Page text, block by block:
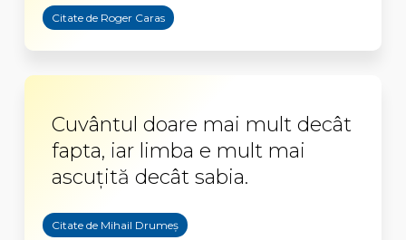
Citate de Roger Caras
Cuvântul doare mai mult decât
fapta, iar limba e mult mai
ascuţită decât sabia.
Citate de Mihail Drumeș